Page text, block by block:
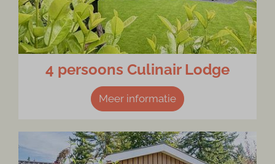
4 persoons Culinair Lodge
Meer informatie